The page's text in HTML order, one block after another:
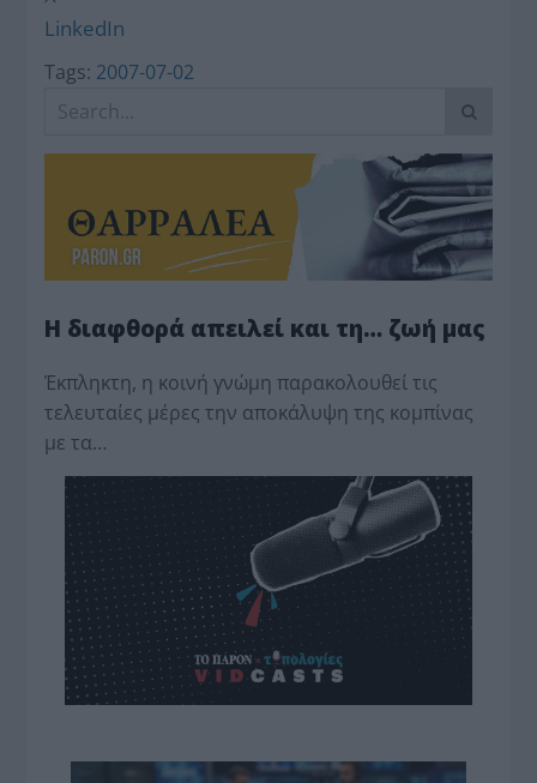
LinkedIn
Tags: 2007-07-02
Η διαφθορά απειλεί και τη… ζωή μας
Έκπληκτη, η κοινή γνώμη παρακολουθεί τις
τελευταίες μέρες την αποκάλυψη της κο­μπίνας
με τα…